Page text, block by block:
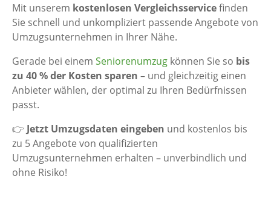
Mit unserem kostenlosen Vergleichsservicefinden
Sie schnell und unkompliziert passende Angebote von
Umzugsunternehmen in Ihrer Nähe.
Gerade bei einem Seniorenumzug können Sie so bis
zu 40 % der Kosten sparen – und gleichzeitig einen
Anbieter wählen, der optimal zu Ihren Bedürfnissen
passt.
👉 Jetzt Umzugsdaten eingeben und kostenlos bis
zu 5 Angebote von qualifizierten
Umzugsunternehmen erhalten – unverbindlich und
ohne Risiko!